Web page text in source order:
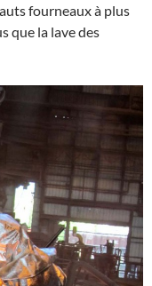
fourneaux à plus
que la lave des